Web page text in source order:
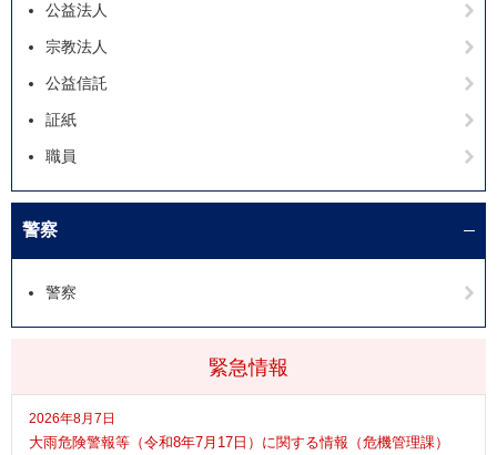
緊急情報
2026年8月7日
大雨危険警報等（令和8年7月17日）に関する情報（危機管理課）
公益法人
宗教法人
公益信託
証紙
職員
警察
警察